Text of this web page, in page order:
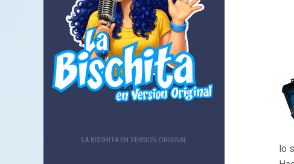
LA BISCHITA EN VERSION ORIGINAL
lo